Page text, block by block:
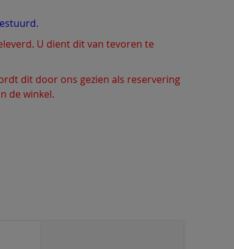
U dient dit van tevoren te
dit door ons gezien als reservering
de winkel.